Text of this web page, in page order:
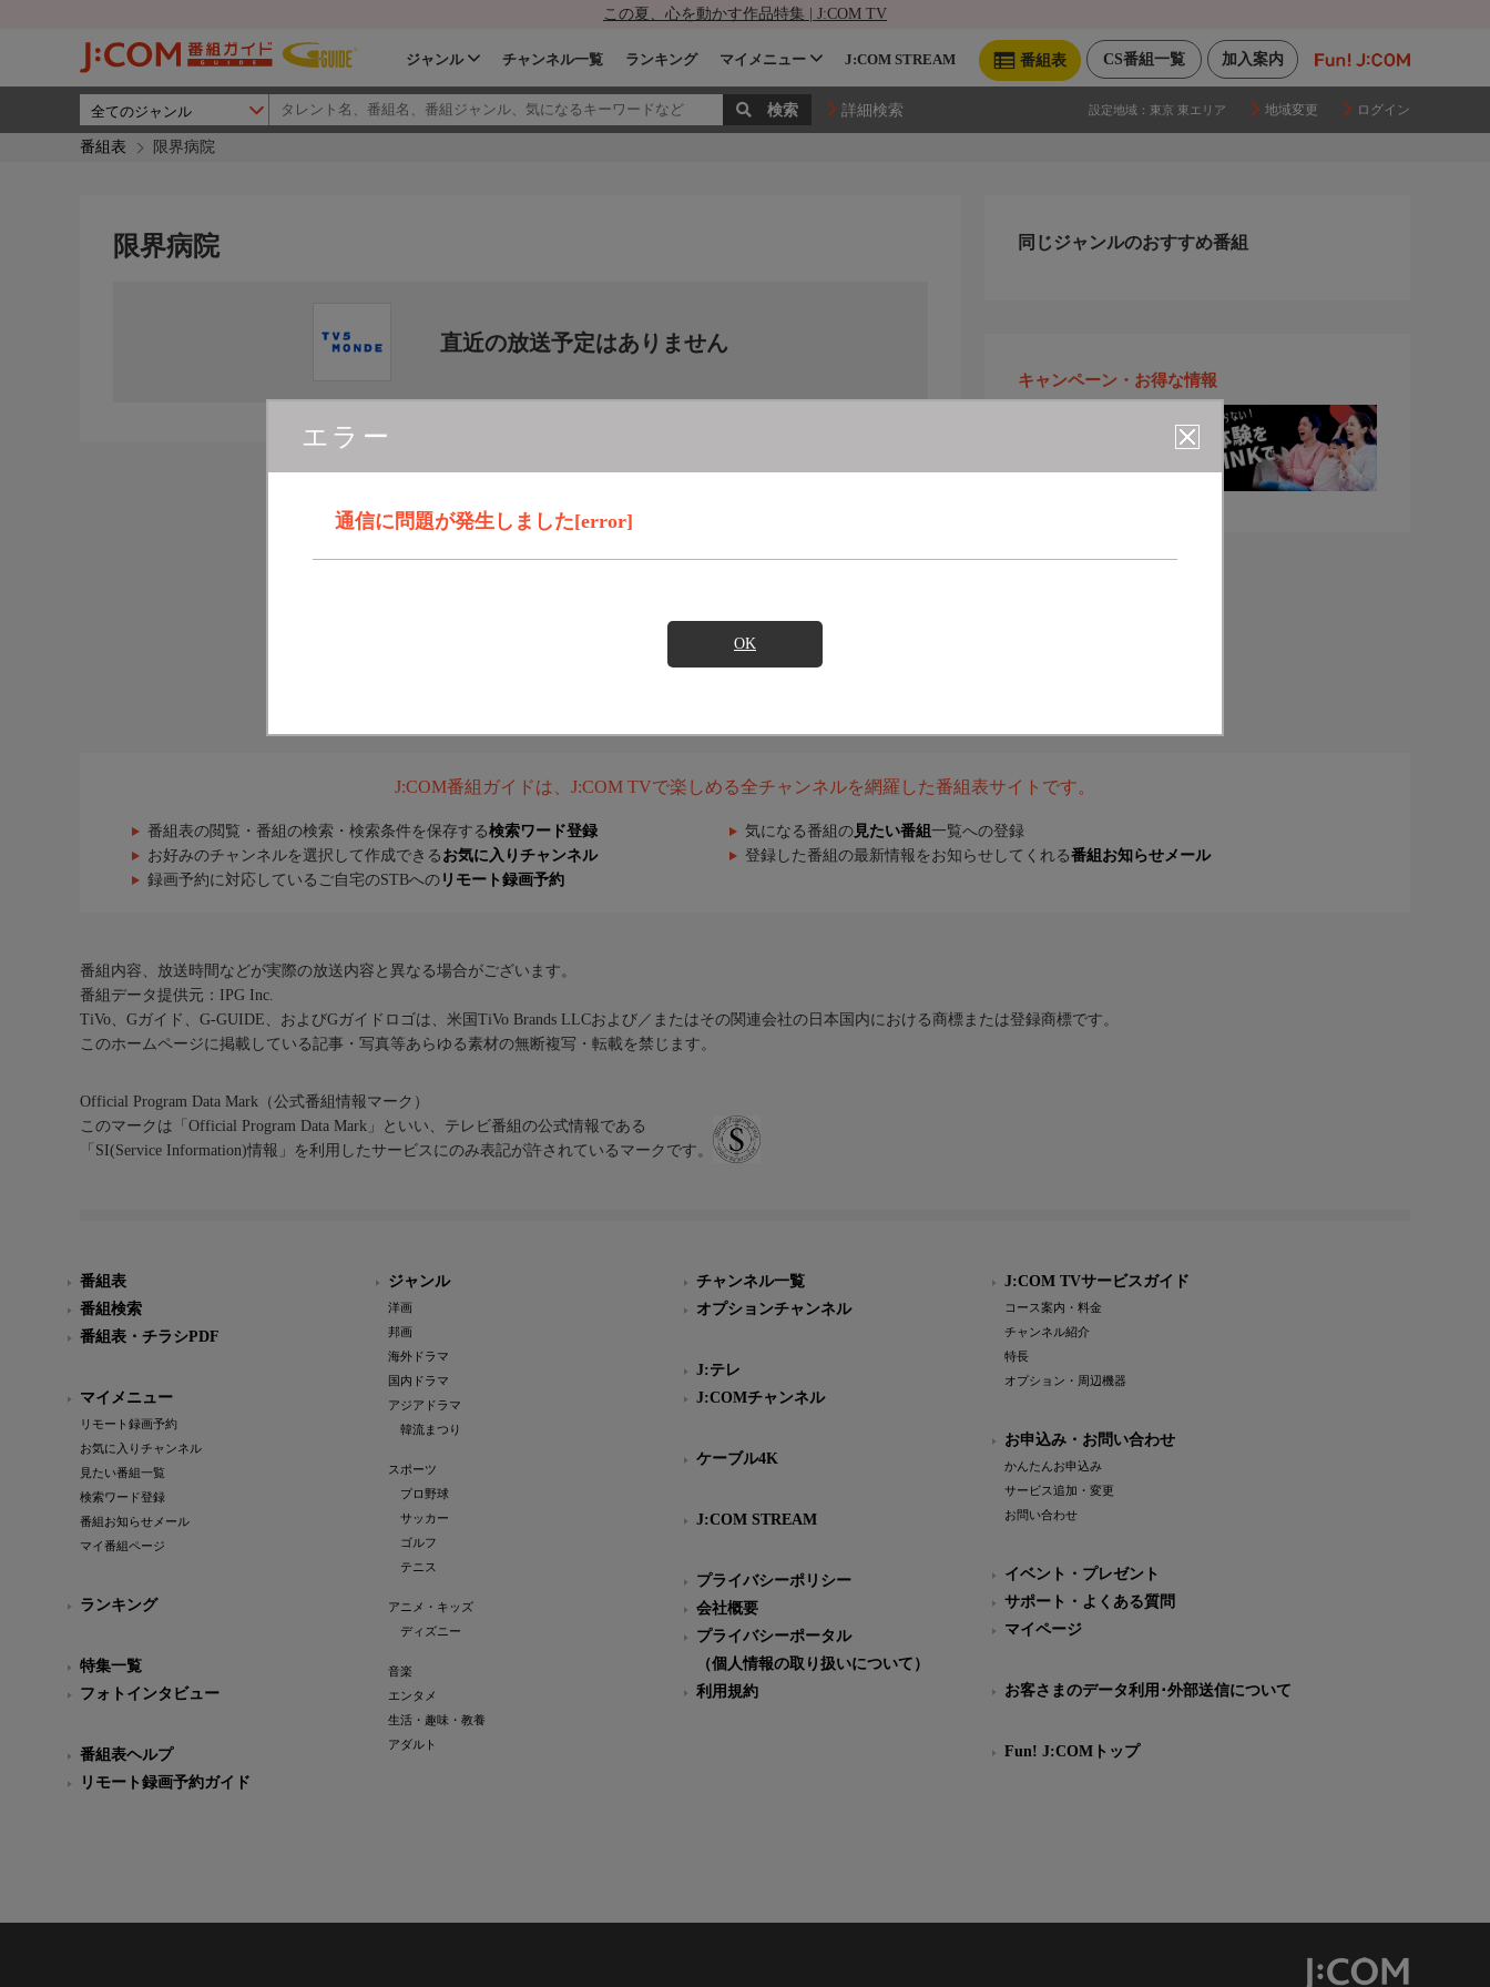
この夏、心を動かす作品特集 | J:COM TV
加入案内
CS番組一覧
番組表
ジャンル チャンネル一覧 ランキング マイメニュー J:COM STREAM
詳細検索 設定地域： 東京 東エリア 地域変更 ログイン
番組表 限界病院
エラー
通信に問題が発生しました[error]
OK
限界病院
直近の放送予定はありません
同じジャンルのおすすめ番組
キャンペーン・お得な情報
J:COM番組ガイドは、J:COM TVで楽しめる全チャンネルを網羅した番組表サイトです。
番組表の閲覧・番組の検索・検索条件を保存する検索ワード登録 気になる番組の 見たい番組 一覧への登録
お好みのチャンネルを選択して作成できる お気に入りチャンネル 登録した番組の最新情報をお知らせしてくれる番組お知らせメール
録画予約に対応しているご自宅のSTBへの リモート録画予約
番組内容、放送時間などが実際の放送内容と異なる場合がございます。
番組データ提供元：IPG Inc.
TiVo、Gガイド、G-GUIDE、およびGガイドロゴは、米国TiVo Brands LLCおよび／またはその関連会社の日本国内における商標または登録商標です。
このホームページに掲載している記事・写真等あらゆる素材の無断複写・転載を禁じます。
Official Program Data Mark（公式番組情報マーク）
このマークは「Official Program Data Mark」といい、テレビ番組の公式情報である
「SI(Service Information)情報」を利用したサービスにのみ表記が許されているマークです。
番組表
番組検索
番組表・チラシPDF
マイメニュー
リモート録画予約
お気に入りチャンネル
見たい番組一覧
検索ワード登録
番組お知らせメール
マイ番組ページ
ランキング
特集一覧
フォトインタビュー
番組表ヘルプ
リモート録画予約ガイド
ジャンル
洋画
邦画
海外ドラマ
国内ドラマ
アジアドラマ
韓流まつり
スポーツ
プロ野球
サッカー
ゴルフ
テニス
アニメ・キッズ
ディズニー
音楽
エンタメ
生活・趣味・教養
アダルト
チャンネル一覧
オプションチャンネル
J:テレ
J:COMチャンネル
ケーブル4K
J:COM STREAM
プライバシーポリシー
会社概要
プライバシーポータル
（個人情報の取り扱いについて）
利用規約
J:COM TVサービスガイド
コース案内・料金
チャンネル紹介
特長
オプション・周辺機器
お申込み・お問い合わせ
かんたんお申込み
サービス追加・変更
お問い合わせ
イベント・プレゼント
サポート・よくある質問
マイページ
お客さまのデータ利用･外部送信について
Fun! J:COMトップ